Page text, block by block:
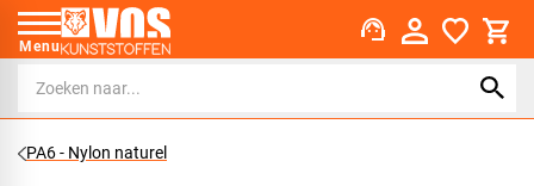
Menu support_agent
PA6 - Nylon naturel